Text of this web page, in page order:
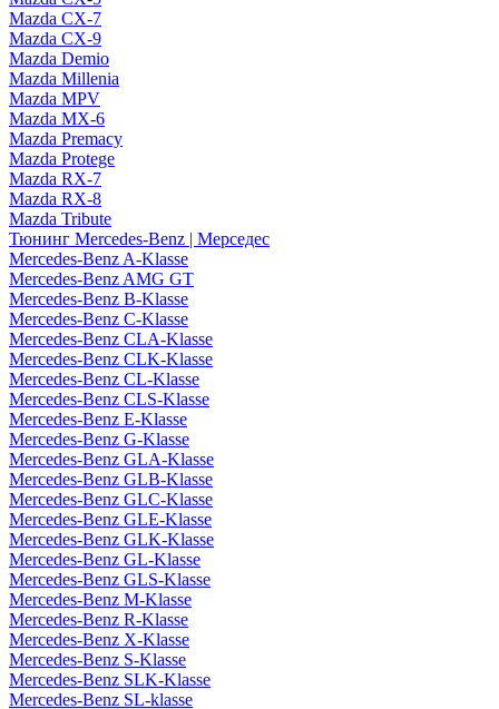
Mazda CX-7
Mazda CX-9
Mazda Demio
Mazda Millenia
Mazda MPV
Mazda MX-6
Mazda Premacy
Mazda Protege
Mazda RX-7
Mazda RX-8
Mazda Tribute
Тюнинг Mercedes-Benz | Мерседес
Mercedes-Benz A-Klasse
Mercedes-Benz AMG GT
Mercedes-Benz B-Klasse
Mercedes-Benz C-Klasse
Mercedes-Benz CLA-Klasse
Mercedes-Benz CLK-Klasse
Mercedes-Benz CL-Klasse
Mercedes-Benz CLS-Klasse
Mercedes-Benz E-Klasse
Mercedes-Benz G-Klasse
Mercedes-Benz GLA-Klasse
Mercedes-Benz GLB-Klasse
Mercedes-Benz GLC-Klasse
Mercedes-Benz GLE-Klasse
Mercedes-Benz GLK-Klasse
Mercedes-Benz GL-Klasse
Mercedes-Benz GLS-Klasse
Mercedes-Benz M-Klasse
Mercedes-Benz R-Klasse
Mercedes-Benz X-Klasse
Mercedes-Benz S-Klasse
Mercedes-Benz SLK-Klasse
Mercedes-Benz SL-klasse